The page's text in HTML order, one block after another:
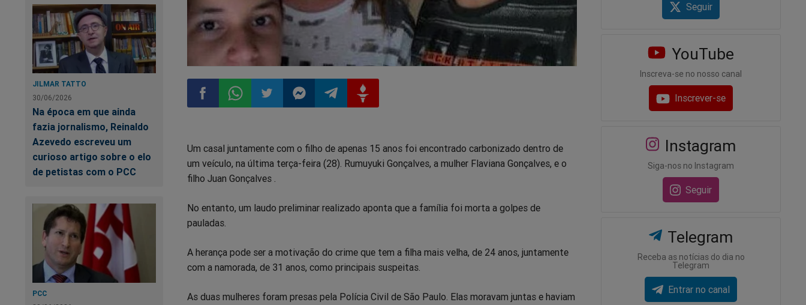
JILMAR TATTO
30/06/2026
Na época em que ainda
fazia jornalismo, Reinaldo
Azevedo escreveu um
curioso artigo sobre o elo
de petistas com o PCC
PCC
no
Facebook
no
Whatsapp
no
Twitter
no
no
no
Um casal juntamente com o filho de apenas 15 anos foi encontrado carbonizado dentro de
um veículo, na última terça-feira (28). Rumuyuki Gonçalves, a mulher Flaviana Gonçalves, e o
filho Juan Gonçalves .
No entanto, um laudo preliminar realizado aponta que a família foi morta a golpes de
pauladas.
A herança pode ser a motivação do crime que tem a filha mais velha, de 24 anos, juntamente
com a namorada, de 31 anos, como principais suspeitas.
As duas mulheres foram presas pela Polícia Civil de São Paulo. Elas moravam juntas e haviam
Seguir
YouTube
Inscreva-se no nosso canal
Inscrever-se
Instagram
Siga-nos no Instagram
Seguir
Telegram
Receba as notícias do dia no
Telegram
Entrar no canal